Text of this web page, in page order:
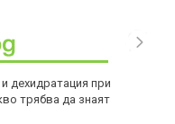
дехидратация при
трябва да знаят